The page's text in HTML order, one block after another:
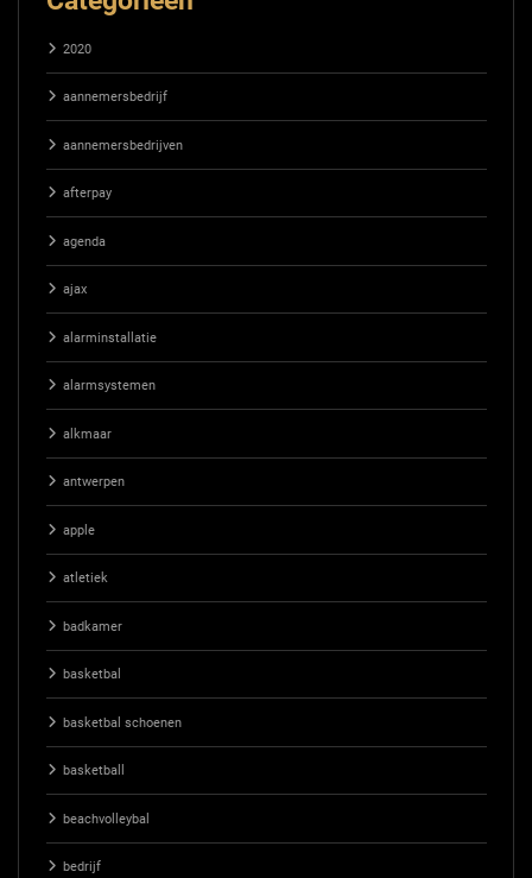
2020
aannemersbedrijf
aannemersbedrijven
afterpay
agenda
ajax
alarminstallatie
alarmsystemen
alkmaar
antwerpen
apple
atletiek
badkamer
basketbal
basketbal schoenen
basketball
beachvolleybal
bedrijf